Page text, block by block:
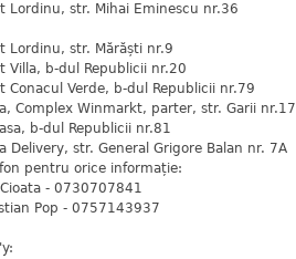
Lordinu, str. Mihai Eminescu nr.36
Lordinu, str. Mărăști nr.9
Villa, b-dul Republicii nr.20
Conacul Verde, b-dul Republicii nr.79
Complex Winmarkt, parter, str. Garii nr.17
b-dul Republicii nr.81
Delivery, str. General Grigore Balan nr. 7A
pentru orice informație:
- 0730707841
Pop - 0757143937